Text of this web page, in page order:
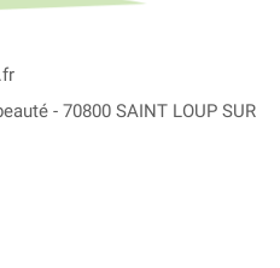
- 70800 SAINT LOUP SUR